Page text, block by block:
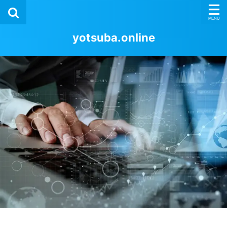
yotsuba.online